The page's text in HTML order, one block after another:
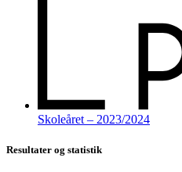
Skoleåret – 2023/2024
Resultater og statistik